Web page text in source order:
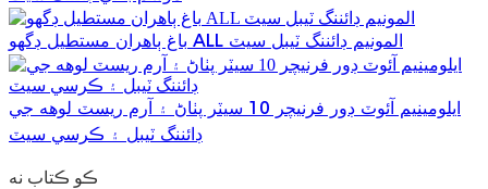
باغ ٻاهران مستطيل ڊگهو ALL المونيم ڊائننگ ٽيبل سيٽ
ايلومينيم آئوٽ ڊور فرنيچر 10 سيٽر پٺاڻ ۽ آرم ريسٽ لوهه جي
ڊائننگ ٽيبل ۽ ڪرسي سيٽ
ڪو ڪتاب نه